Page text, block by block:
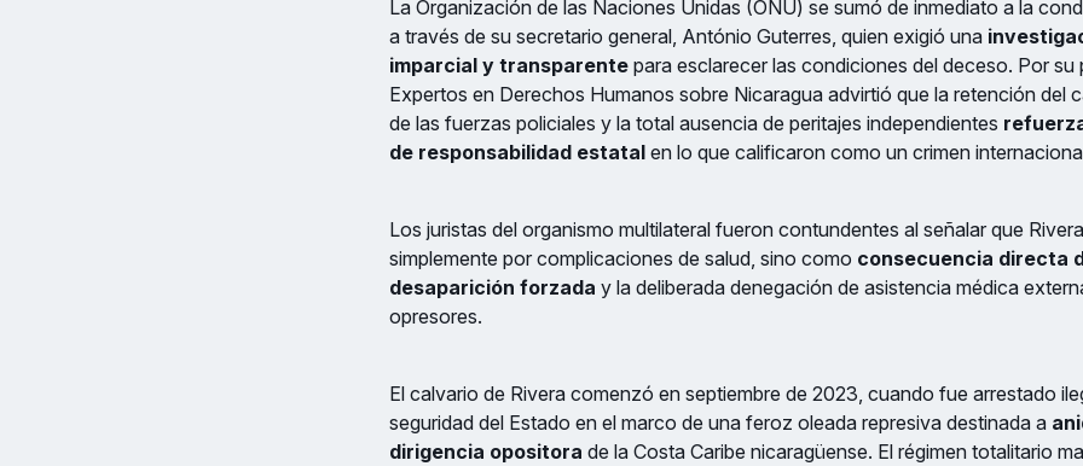
La Organización de las Naciones Unidas (ONU) se sumó de inmediato a la
a través de su secretario general, António Guterres, quien exigió una
imparcial y transparente para esclarecer las condiciones del deceso. Por su
Expertos en Derechos Humanos sobre Nicaragua advirtió que la retención del
de las fuerzas policiales y la total ausencia de peritajes independientes
de responsabilidad estatal en lo que calificaron como un crimen
Los juristas del organismo multilateral fueron contundentes al señalar que
simplemente por complicaciones de salud, sino como consecuencia directa
desaparición forzada y la deliberada denegación de asistencia médica
opresores.
El calvario de Rivera comenzó en septiembre de 2023, cuando fue arrestado
seguridad del Estado en el marco de una feroz oleada represiva destinada a
dirigencia opositora de la Costa Caribe nicaragüense. El régimen totalitario